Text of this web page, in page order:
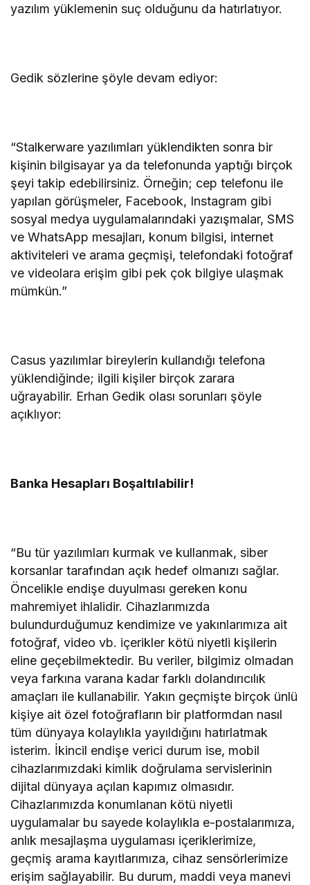
yazılım yüklemenin suç olduğunu da hatırlatıyor.
Gedik sözlerine şöyle devam ediyor:
“Stalkerware yazılımları yüklendikten sonra bir
kişinin bilgisayar ya da telefonunda yaptığı birçok
şeyi takip edebilirsiniz. Örneğin; cep telefonu ile
yapılan görüşmeler, Facebook, Instagram gibi
sosyal medya uygulamalarındaki yazışmalar, SMS
ve WhatsApp mesajları, konum bilgisi, internet
aktiviteleri ve arama geçmişi, telefondaki fotoğraf
ve videolara erişim gibi pek çok bilgiye ulaşmak
mümkün.”
Casus yazılımlar bireylerin kullandığı telefona
yüklendiğinde; ilgili kişiler birçok zarara
uğrayabilir. Erhan Gedik olası sorunları şöyle
açıklıyor:
Banka Hesapları Boşaltılabilir!
“Bu tür yazılımları kurmak ve kullanmak, siber
korsanlar tarafından açık hedef olmanızı sağlar.
Öncelikle endişe duyulması gereken konu
mahremiyet ihlalidir. Cihazlarımızda
bulundurduğumuz kendimize ve yakınlarımıza ait
fotoğraf, video vb. içerikler kötü niyetli kişilerin
eline geçebilmektedir. Bu veriler, bilgimiz olmadan
veya farkına varana kadar farklı dolandırıcılık
amaçları ile kullanabilir. Yakın geçmişte birçok ünlü
kişiye ait özel fotoğrafların bir platformdan nasıl
tüm dünyaya kolaylıkla yayıldığını hatırlatmak
isterim. İkincil endişe verici durum ise, mobil
cihazlarımızdaki kimlik doğrulama servislerinin
dijital dünyaya açılan kapımız olmasıdır.
Cihazlarımızda konumlanan kötü niyetli
uygulamalar bu sayede kolaylıkla e-postalarımıza,
anlık mesajlaşma uygulaması içeriklerimize,
geçmiş arama kayıtlarımıza, cihaz sensörlerimize
erişim sağlayabilir. Bu durum, maddi veya manevi